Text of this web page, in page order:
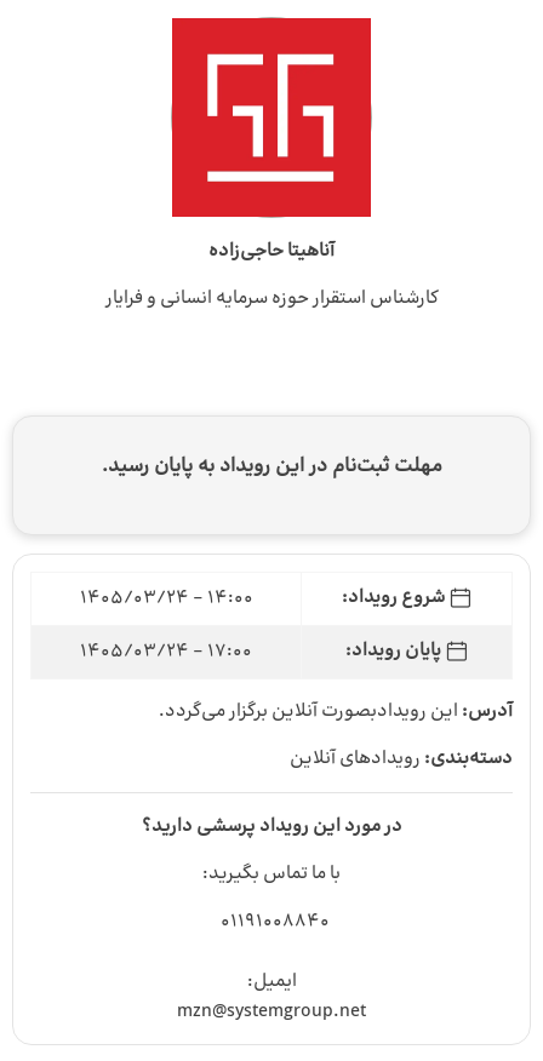
آناهیتا حاجی‌زاده
کارشناس استقرار حوزه سرمایه انسانی و فرایار
مهلت ثبت‌نام در این رویداد به پایان رسید.
شروع رویداد:
14:00 - 1405/03/24
پایان رویداد:
17:00 - 1405/03/24
آدرس: این رویدادبصورت آنلاین برگزار می‌گردد.
دسته‌بندی: رویداد‌های آنلاین
در مورد این رویداد پرسشی دارید؟
با ما تماس بگیرید:
01191008840
ایمیل:
mzn@systemgroup.net